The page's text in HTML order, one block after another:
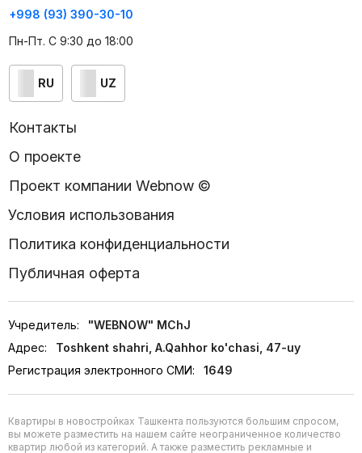
+998 (93) 390-30-10
Пн-Пт. С 9:30 до 18:00
RU UZ
Контакты
О проекте
Проект компании Webnow ©
Условия использования
Политика конфиденциальности
Публичная оферта
Учредитель:
"WEBNOW" MChJ
Адрес:
Toshkent shahri, A.Qahhor ko'chasi, 47-uy
Регистрация электронного СМИ:
1649
Квартиры в новостройках Ташкента пользуются большим спросом,
вы можете разместить на нашем сайте неограниченное количество
квартир любой из категорий. А также разместить рекламные и